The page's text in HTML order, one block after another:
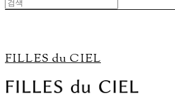
FILLES du CIEL